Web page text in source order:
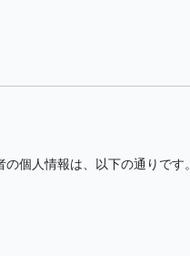
個人情報は、以下の通りです。